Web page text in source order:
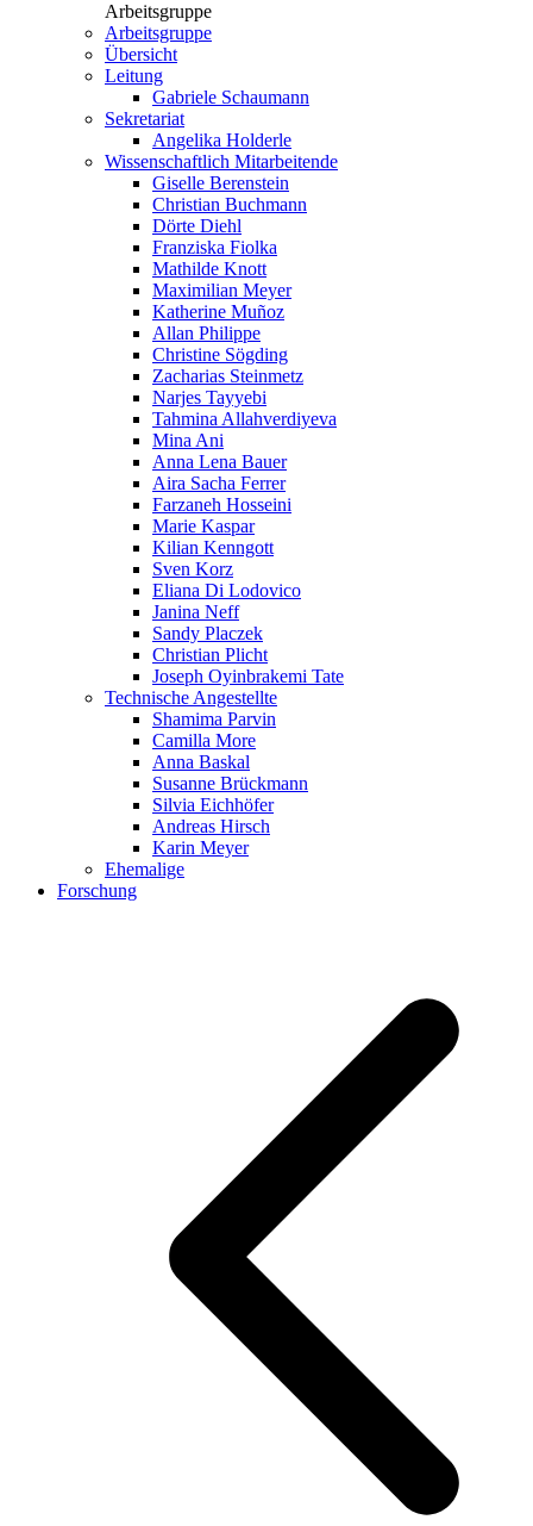
Arbeitsgruppe
Arbeitsgruppe
Übersicht
Leitung
Gabriele Schaumann
Sekretariat
Angelika Holderle
Wissenschaftlich Mitarbeitende
Giselle Berenstein
Christian Buchmann
Dörte Diehl
Franziska Fiolka
Mathilde Knott
Maximilian Meyer
Katherine Muñoz
Allan Philippe
Christine Sögding
Zacharias Steinmetz
Narjes Tayyebi
Tahmina Allahverdiyeva
Mina Ani
Anna Lena Bauer
Aira Sacha Ferrer
Farzaneh Hosseini
Marie Kaspar
Kilian Kenngott
Sven Korz
Eliana Di Lodovico
Janina Neff
Sandy Placzek
Christian Plicht
Joseph Oyinbrakemi Tate
Technische Angestellte
Shamima Parvin
Camilla More
Anna Baskal
Susanne Brückmann
Silvia Eichhöfer
Andreas Hirsch
Karin Meyer
Ehemalige
Forschung